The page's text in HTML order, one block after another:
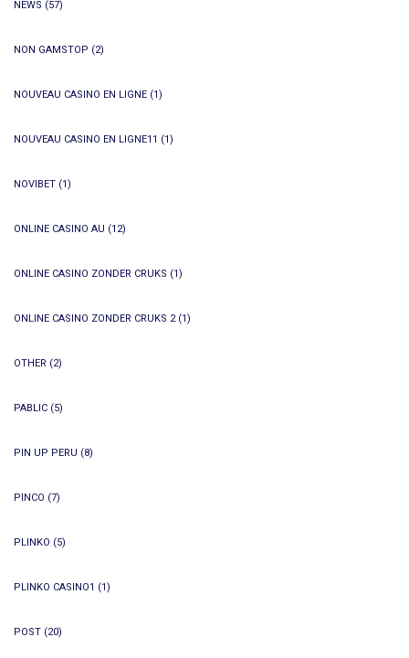
NEWS (57)
NON GAMSTOP (2)
NOUVEAU CASINO EN LIGNE (1)
NOUVEAU CASINO EN LIGNE11 (1)
NOVIBET (1)
ONLINE CASINO AU (12)
ONLINE CASINO ZONDER CRUKS (1)
ONLINE CASINO ZONDER CRUKS 2(1)
OTHER (2)
PABLIC (5)
PIN UP PERU (8)
PINCO (7)
PLINKO (5)
PLINKO CASINO1 (1)
POST (20)